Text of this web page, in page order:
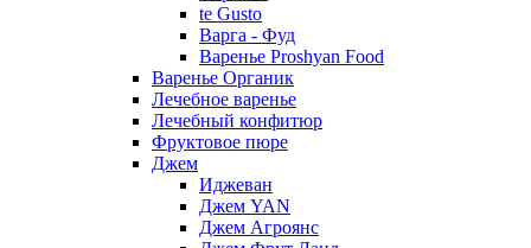
te Gusto
Варга - Фуд
Варенье Proshyan Food
Варенье Органик
Лечебное варенье
Лечебный конфитюр
Фруктовое пюре
Джем
Иджеван
Джем YAN
Джем Агроянс